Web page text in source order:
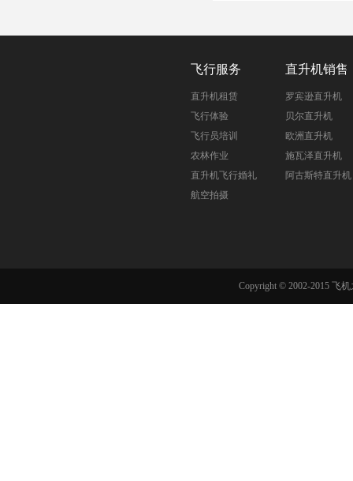
飞行服务
直升机租赁
飞行体验
飞行员培训
农林作业
直升机飞行婚礼
航空拍摄
直升机销售
罗宾逊直升机
贝尔直升机
欧洲直升机
施瓦泽直升机
阿古斯特直升机
Copyright © 2002-2015 飞